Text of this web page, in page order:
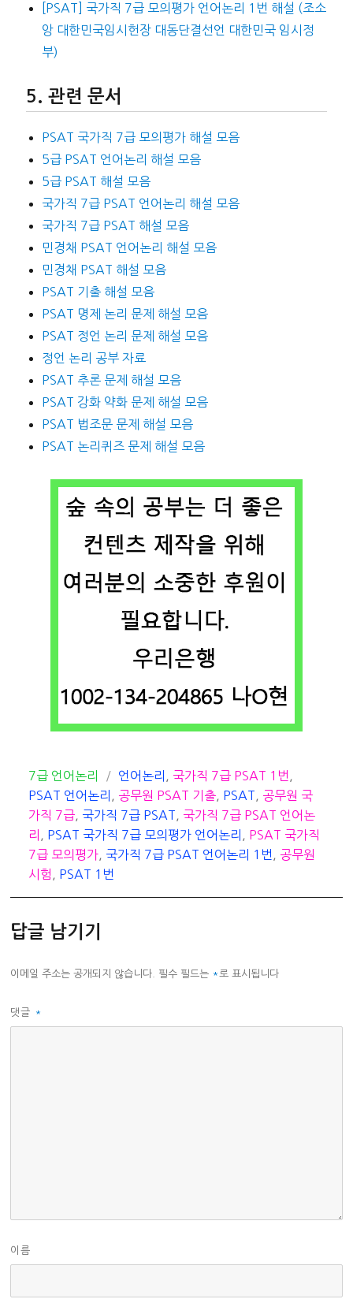
[PSAT] 국가직 7급 모의평가 언어논리 1번 해설 (조소
앙 대한민국임시헌장 대동단결선언 대한민국 임시정
부)
관련 문서
PSAT 국가직 7급 모의평가 해설 모음
5급 PSAT 언어논리 해설 모음
5급 PSAT 해설 모음
국가직 7급 PSAT 언어논리 해설 모음
국가직 7급 PSAT 해설 모음
민경채 PSAT 언어논리 해설 모음
민경채 PSAT 해설 모음
PSAT 기출 해설 모음
PSAT 명제 논리 문제 해설 모음
PSAT 정언 논리 문제 해설 모음
정언 논리 공부 자료
PSAT 추론 문제 해설 모음
PSAT 강화 약화 문제 해설 모음
PSAT 법조문 문제 해설 모음
PSAT 논리퀴즈 문제 해설 모음
카
테
고
리
7급 언어논리
태
그
언어논리 국가직 7급 PSAT 1번
PSAT 언어논리
공무원 PSAT 기출 PSAT
공무원 국
가직 7급
국가직 7급 PSAT
국가직 7급 PSAT 언어논
리
PSAT 국가직 7급 모의평가 언어논리
PSAT 국가직
7급 모의평가
국가직 7급 PSAT 언어논리 1번
공무원
시험
PSAT 1번
답글 남기기
이메일 주소는 공개되지 않습니다. 필수 필드는 *로 표시됩니다
댓글 *
이름